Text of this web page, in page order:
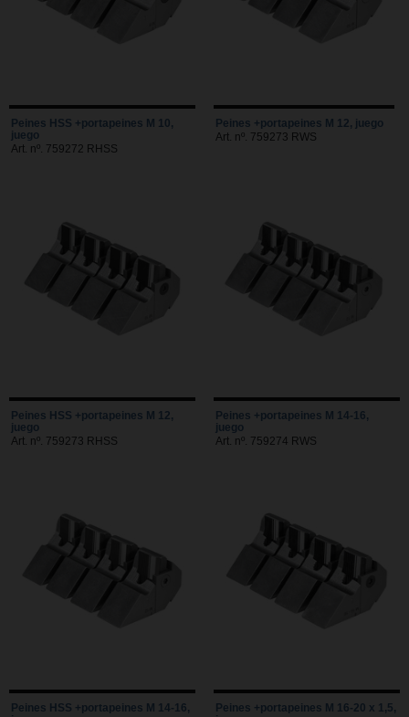
Peines HSS +portapeines M 10,
juego
Art. nº. 759272 RHSS
Peines +portapeines M 12, juego
Art. nº. 759273 RWS
Peines HSS +portapeines M 12,
juego
Art. nº. 759273 RHSS
Peines +portapeines M 14-16,
juego
Art. nº. 759274 RWS
Peines HSS +portapeines M 14-16,
Peines +portapeines M 16-20 x 1,5,